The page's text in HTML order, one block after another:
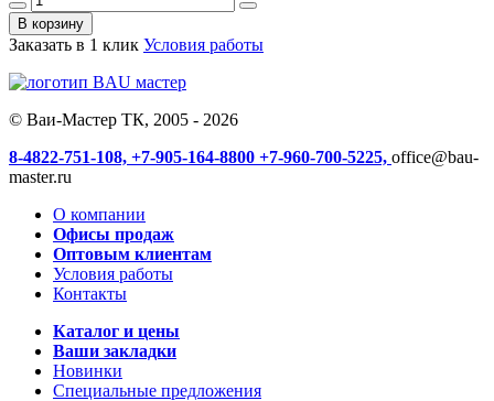
В корзину
Заказать в 1 клик Условия работы
© Ваи-Мастер ТК, 2005 - 2026
8-4822-751-108, +7-905-164-8800 +7-960-700-5225, office@bau-
master.ru
О компании
Офисы продаж
Оптовым клиентам
Условия работы
Контакты
Каталог и цены
Ваши закладки
Новинки
Специальные предложения